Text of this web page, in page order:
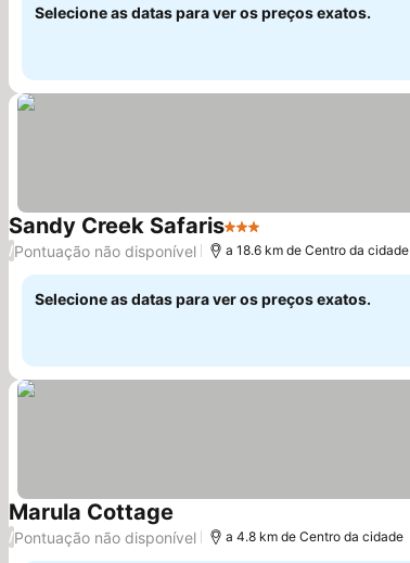
Selecione as datas para ver os preços exatos.
Sandy Creek Safaris3 Estrelas
/Pontuação não disponível a 18.6 km de Centro da cidade
Selecione as datas para ver os preços exatos.
Marula Cottage
/Pontuação não disponível a 4.8 km de Centro da cidade